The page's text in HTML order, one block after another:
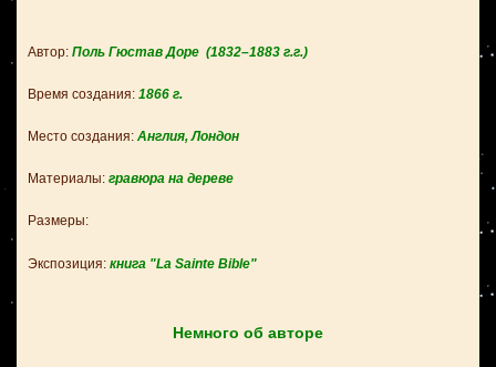
Автор: Поль Гюстав Доре (1832–1883 г.г.)
Время создания: 1866 г.
Место создания: Англия, Лондон
Материалы: гравюра на дереве
Размеры:
Экспозиция: книга "La Sainte Bible"
Немного об авторе